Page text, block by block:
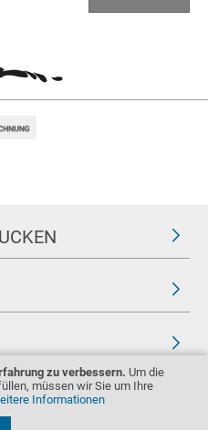
zu verbessern. Um die
müssen wir Sie um Ihre
InformationenZERTIFIKATE